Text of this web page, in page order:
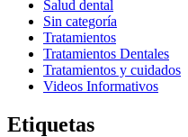
Salud dental
Sin categoría
Tratamientos
Tratamientos Dentales
Tratamientos y cuidados
Videos Informativos
Etiquetas